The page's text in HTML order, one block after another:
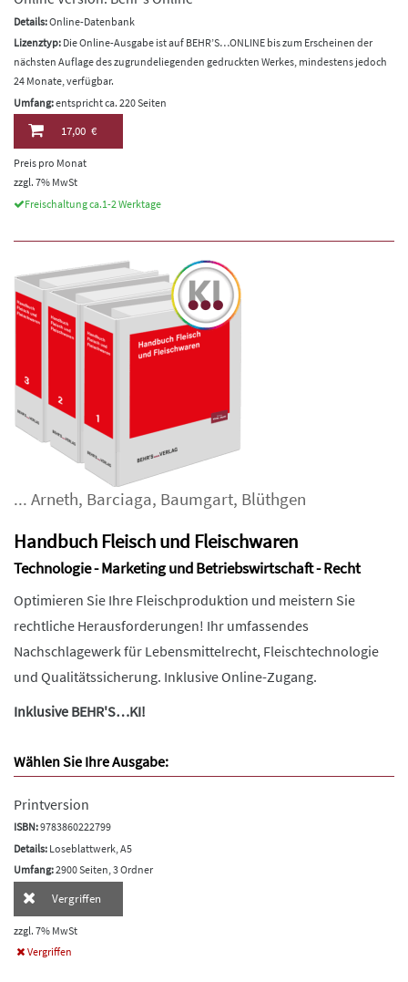
Details:Online-Datenbank
Lizenztyp: Die Online-Ausgabe ist auf BEHR’S…ONLINE bis zum Erscheinen der
nächsten Auflage des zugrundeliegenden gedruckten Werkes, mindestens jedoch
24 Monate, verfügbar.
Umfang:entspricht ca. 220 Seiten
17,00 €
Preis pro Monat
zzgl. 7% MwSt
Freischaltung ca.1-2 Werktage
... Arneth, Barciaga, Baumgart, Blüthgen
Handbuch Fleisch und Fleischwaren
Technologie - Marketing und Betriebswirtschaft - Recht
Optimieren Sie Ihre Fleischproduktion und meistern Sie
rechtliche Herausforderungen! Ihr umfassendes
Nachschlagewerk für Lebensmittelrecht, Fleischtechnologie
und Qualitätssicherung. Inklusive Online-Zugang.
Inklusive BEHR'S…KI!
Wählen Sie Ihre Ausgabe:
Printversion
ISBN:9783860222799
Details: Loseblattwerk, A5
Umfang:2900 Seiten, 3 Ordner
Vergriffen
zzgl. 7% MwSt
Vergriffen